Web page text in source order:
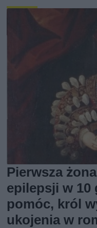
Pierwsza
epilepsji w 10
pomóc, król
ukojenia w